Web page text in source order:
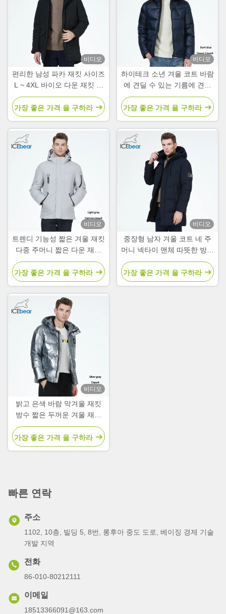
비디오
편리한 남성 파카 재킷 사이즈
L ~ 4XL 바이오 다운 재킷 많
은 주머니
가장 좋은 가격 을 구하라
비디오
하이테크 소년 겨울 코트 바람
에 견딜 수 있는 기름에 견딜
수 있는 방수 겨울 재킷
가장 좋은 가격 을 구하라
비디오
트렌디 기능성 짧은 겨울 재킷
다중 주머니 짧은 다운 재킷
남성
가장 좋은 가격 을 구하라
비디오
중장형 남자 겨울 코트 네 주
머니 넥타이 맨체 따뜻한 방수
재킷
가장 좋은 가격 을 구하라
비디오
밝고 은색 바람 막겨울 재킷
방수 짧은 두꺼운 겨울 재킷
남성 빛나는 천
가장 좋은 가격 을 구하라
빠른 연락
주소
1102, 10층, 빌딩 5, 8번, 롱후아 중도 도로, 베이징 경제 기술
개발 지역
전화
86-010-80212111
이메일
18513366091@163.com